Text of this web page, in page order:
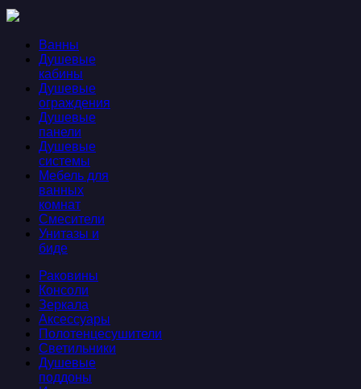
Ванны
Душевые
кабины
Душевые
ограждения
Душевые
панели
Душевые
системы
Мебель для
ванных
комнат
Смесители
Унитазы и
биде
Раковины
Консоли
Зеркала
Аксессуары
Полотенцесушители
Светильники
Душевые
поддоны